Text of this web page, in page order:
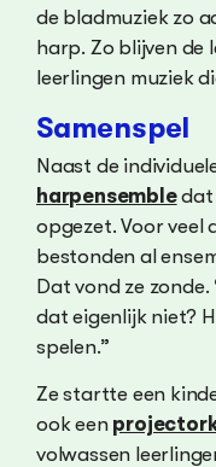
de bladmuziek zo
harp. Zo blijven de
leerlingen muziek
Samenspel
Naast de
harpensembledat
opgezet. Voor veel
bestonden al
Dat vond ze
dat eigenlijk niet?
spelen.”
Ze startte een
ook een
volwassen